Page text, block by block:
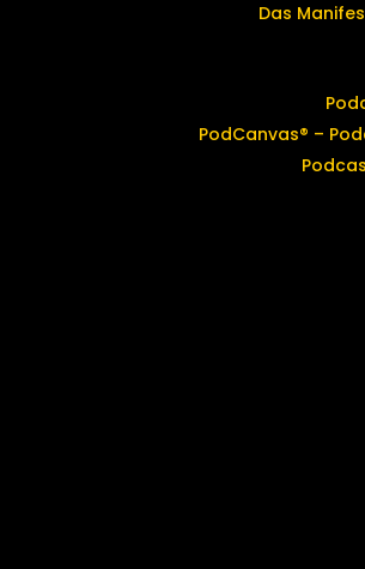
Das
PodCanvas® –